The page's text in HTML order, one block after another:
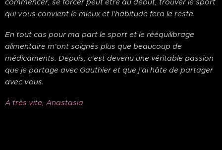
qui vous convient le mieux et l'habitude fera le reste.
En tout cas pour ma part le sport et le rééquilibrage
alimentaire m'ont soignés plus que beaucoup de
médicaments. Depuis, c'est devenu une véritable passion
que je partage avec Gauthier et que j'ai hâte de partager
avec vous.
À très vite, Anastasia